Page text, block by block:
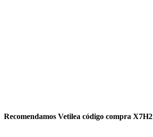
Recomendamos Vetilea código compra X7H2